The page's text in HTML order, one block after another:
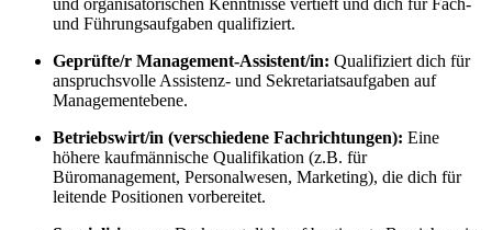
und organisatorischen Kenntnisse vertieft und dich für Fach-
und Führungsaufgaben qualifiziert.
Geprüfte/r Management-Assistent/in: Qualifiziert dich für
anspruchsvolle Assistenz- und Sekretariatsaufgaben auf
Managementebene.
Betriebswirt/in (verschiedene Fachrichtungen): Eine
höhere kaufmännische Qualifikation (z.B. für
Büromanagement, Personalwesen, Marketing), die dich für
leitende Positionen vorbereitet.